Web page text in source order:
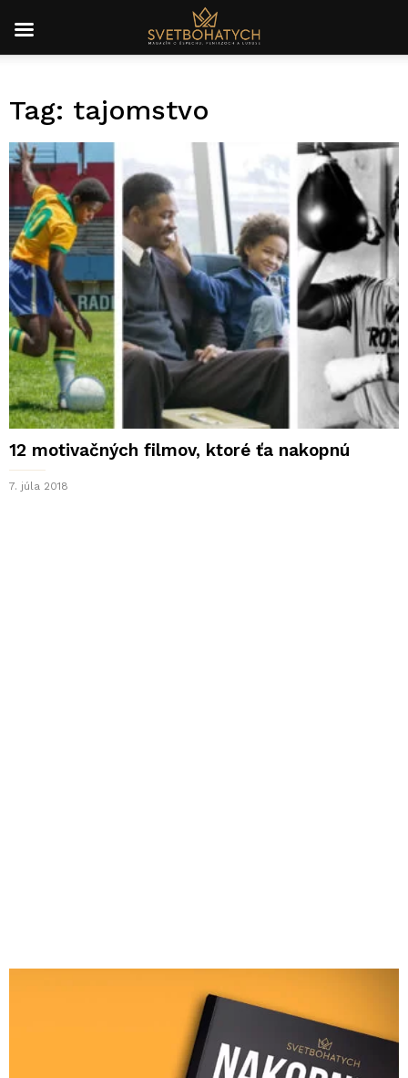
Tag: tajomstvo
12 motivačných filmov, ktoré ťa nakopnú
7. júla 2018